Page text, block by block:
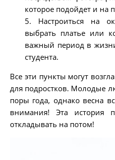
которое подойдет и на
5. Настроиться на
выбрать платье или
важный период в
студента.
Все эти пункты могут
для подростков. Молодые
поры года, однако весна
внимания! Эта история
откладывать на потом!